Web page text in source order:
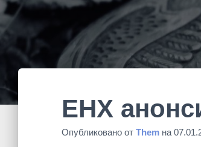
EHX
Опубликовано от Them на